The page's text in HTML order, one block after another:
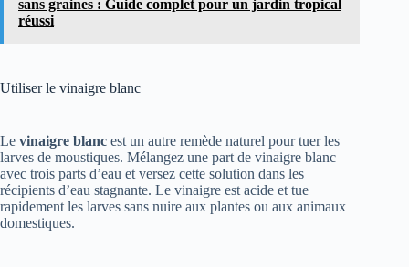
sans graines : Guide complet pour un jardin tropical
réussi
Utiliser le vinaigre blanc
Le vinaigre blanc est un autre remède naturel pour tuer les
larves de moustiques. Mélangez une part de vinaigre blanc
avec trois parts d’eau et versez cette solution dans les
récipients d’eau stagnante. Le vinaigre est acide et tue
rapidement les larves sans nuire aux plantes ou aux animaux
domestiques.